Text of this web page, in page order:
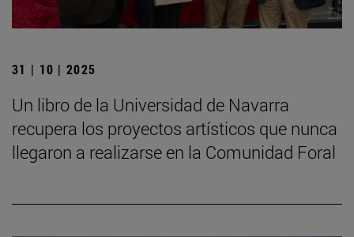
31 | 10 | 2025
Un libro de la Universidad de Navarra
recupera los proyectos artísticos que nunca
llegaron a realizarse en la Comunidad Foral